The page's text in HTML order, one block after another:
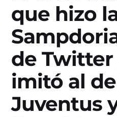
que hizo
de
imitó al
Juventus